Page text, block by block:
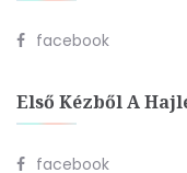
facebook
Első Kézből A
facebook